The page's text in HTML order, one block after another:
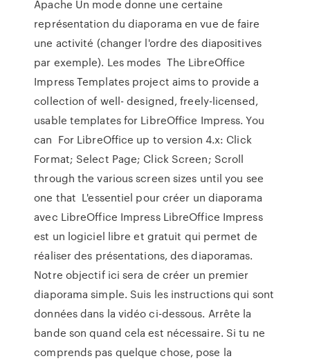
Apache Un mode donne une certaine
représentation du diaporama en vue de faire
une activité (changer l'ordre des diapositives
par exemple). Les modes The LibreOffice
Impress Templates project aims to provide a
collection of well- designed, freely-licensed,
usable templates for LibreOffice Impress. You
can For LibreOffice up to version 4.x: Click
Format; Select Page; Click Screen; Scroll
through the various screen sizes until you see
one that L'essentiel pour créer un diaporama
avec LibreOffice Impress LibreOffice Impress
est un logiciel libre et gratuit qui permet de
réaliser des présentations, des diaporamas.
Notre objectif ici sera de créer un premier
diaporama simple. Suis les instructions qui sont
données dans la vidéo ci-dessous. Arrête la
bande son quand cela est nécessaire. Si tu ne
comprends pas quelque chose, pose la